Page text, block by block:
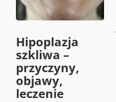
Hipoplazja
szkliwa –
przyczyny,
objawy,
leczenie